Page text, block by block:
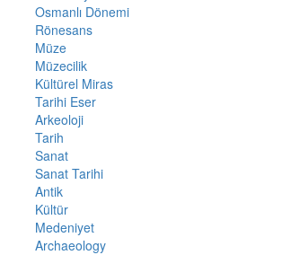
Osmanlı Dönemi
Rönesans
Müze
Müzecilik
Kültürel Miras
Tarihi Eser
Arkeoloji
Tarih
Sanat
Sanat Tarihi
Antik
Kültür
Medeniyet
Archaeology